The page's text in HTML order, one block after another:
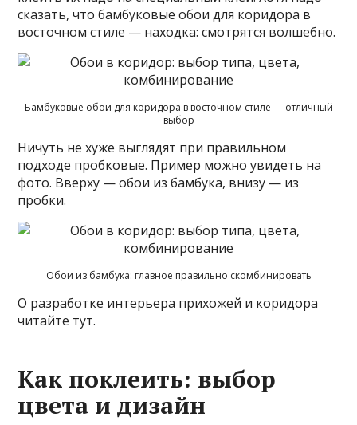
сказать, что бамбуковые обои для коридора в
восточном стиле — находка: смотрятся волшебно.
Бамбуковые обои для коридора в восточном стиле — отличный
выбор
Ничуть не хуже выглядят при правильном
подходе пробковые. Пример можно увидеть на
фото. Вверху — обои из бамбука, внизу — из
пробки.
Обои из бамбука: главное правильно скомбинировать
О разработке интерьера прихожей и коридора
читайте тут.
Как поклеить: выбор
цвета и дизайн